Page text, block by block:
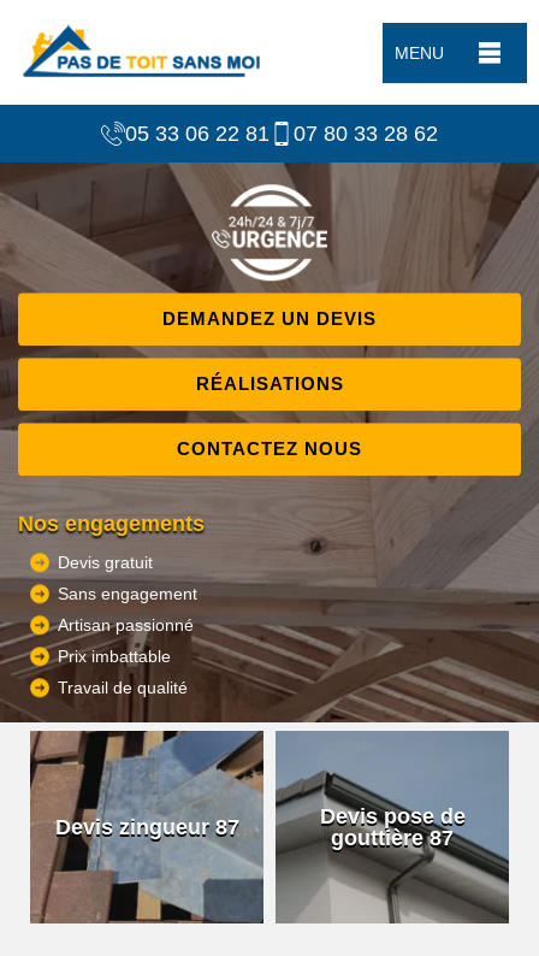
MENU
05 33 06 22 81 07 80 33 28 62
DEMANDEZ UN DEVIS
RÉALISATIONS
CONTACTEZ NOUS
Nos engagements
Devis gratuit
Sans engagement
Artisan passionné
Prix imbattable
Travail de qualité
87
Devis pose de
gouttière 87
Devis
toiture